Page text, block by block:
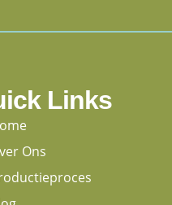
Links
Ons